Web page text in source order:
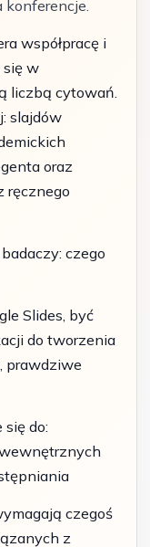
współpracę i
się w
liczbą cytowań.
slajdów
oraz
ręcznego
czego
Slides, być
do tworzenia
prawdziwe
się do:
czegoś
z